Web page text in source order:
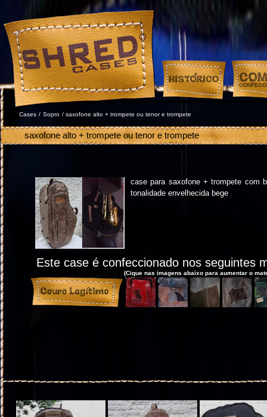
: sizeof(): Parameter must be an array or an object that
on line608
Cases / Sopro / saxofone alto + trompete ou tenor e trompete
saxofone alto + trompete ou tenor e trompete
case para saxofone + trompete com
tonalidade envelhecida bege
Este case é confeccionado nos seguintes
(Cique nas imagens abaixo para aumentar o